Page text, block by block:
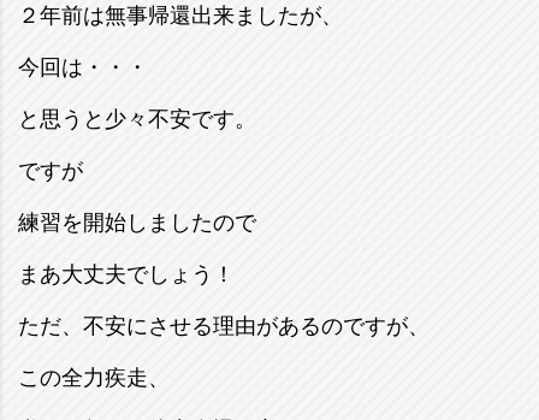
２年前は無事帰還出来ましたが、
今回は・・・
と思うと少々不安です。
ですが
練習を開始しましたので
まあ大丈夫でしょう！
ただ、不安にさせる理由があるのですが、
この全力疾走、